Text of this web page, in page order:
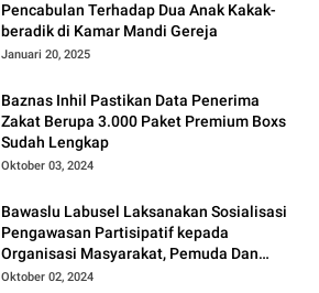
Pencabulan Terhadap Dua Anak Kakak-
beradik di Kamar Mandi Gereja
Januari 20, 2025
Baznas Inhil Pastikan Data Penerima
Zakat Berupa 3.000 Paket Premium Boxs
Sudah Lengkap
Oktober 03, 2024
Bawaslu Labusel Laksanakan Sosialisasi
Pengawasan Partisipatif kepada
Organisasi Masyarakat, Pemuda Dan
Agama Pada pilkada Serentak 2024
Oktober 02, 2024